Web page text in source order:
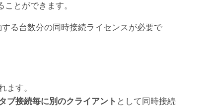
とができます。
る台数分の同時接続ライセンスが必要で
ます。
ブ接続毎に別のクライアント として同時接続